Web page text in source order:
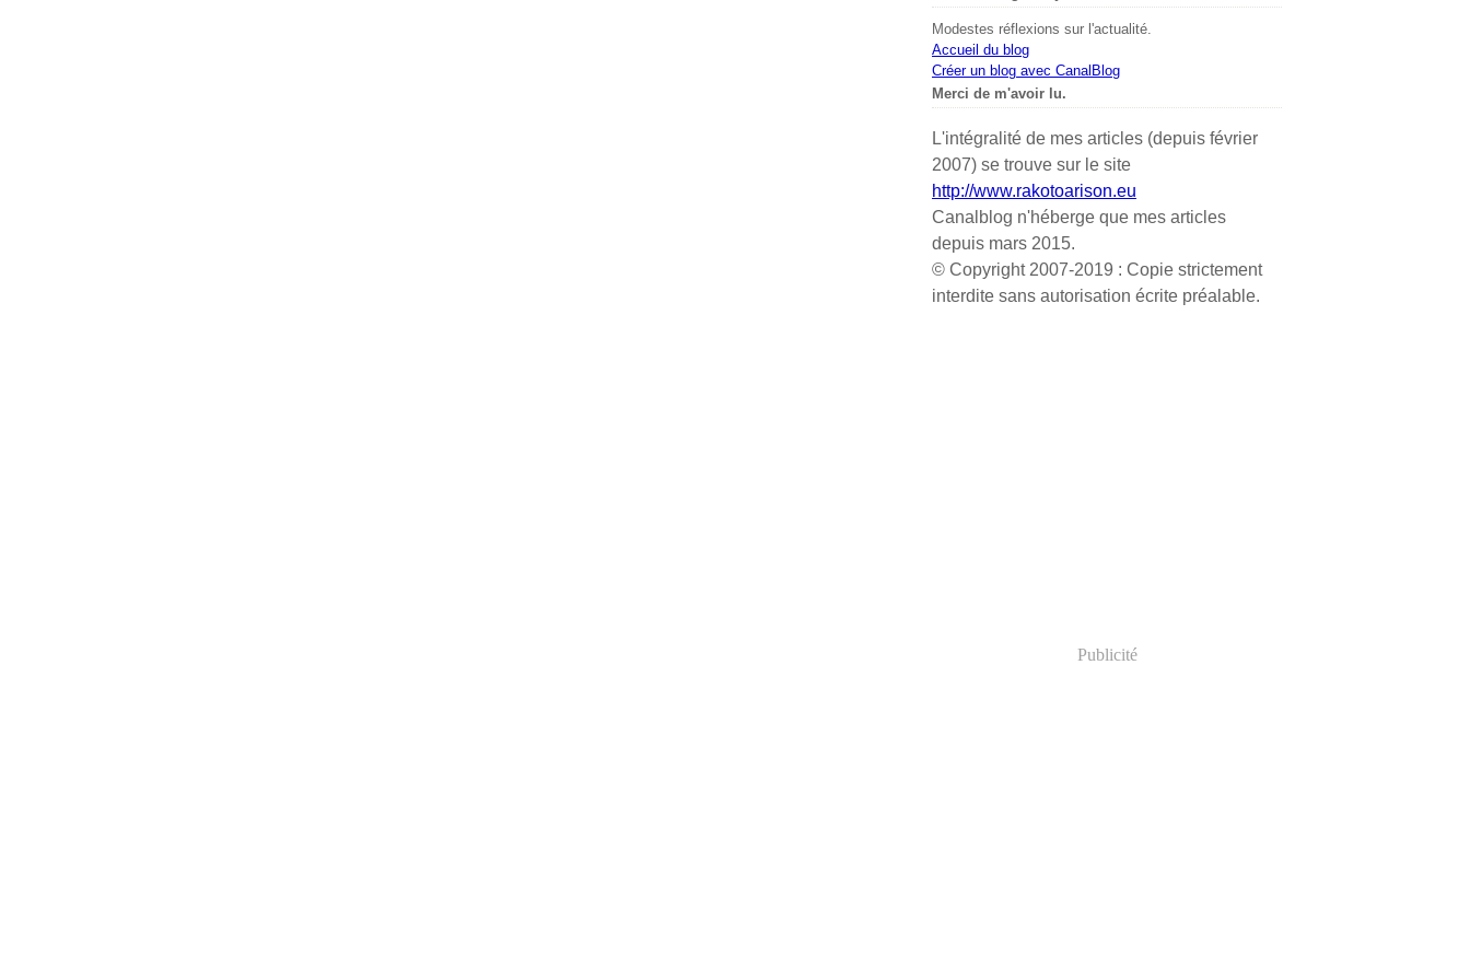
Modestes réflexions sur l'actualité.
Accueil du blog
Créer un blog avec CanalBlog
Merci de m'avoir lu.
L'intégralité de mes articles (depuis février
2007) se trouve sur le site
http://www.rakotoarison.eu
Canalblog n'héberge que mes articles
depuis mars 2015.
© Copyright 2007-2019 : Copie strictement
interdite sans autorisation écrite préalable.
Publicité